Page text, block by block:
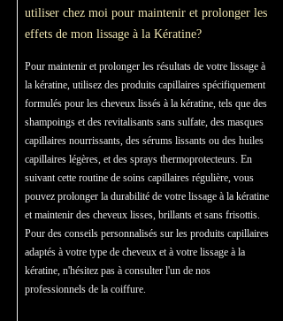
utiliser chez moi pour maintenir et prolonger les
effets de mon lissage à la Kératine?
Pour maintenir et prolonger les résultats de votre lissage à
la kératine, utilisez des produits capillaires spécifiquement
formulés pour les cheveux lissés à la kératine, tels que des
shampoings et des revitalisants sans sulfate, des masques
capillaires nourrissants, des sérums lissants ou des huiles
capillaires légères, et des sprays thermoprotecteurs. En
suivant cette routine de soins capillaires régulière, vous
pouvez prolonger la durabilité de votre lissage à la kératine
et maintenir des cheveux lisses, brillants et sans frisottis.
Pour des conseils personnalisés sur les produits capillaires
adaptés à votre type de cheveux et à votre lissage à la
kératine, n'hésitez pas à consulter l'un de nos
professionnels de la coiffure.